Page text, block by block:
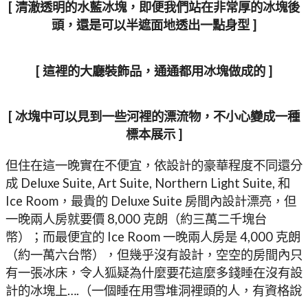
[ 清澈透明的水藍冰塊，即便我們站在非常厚的冰塊後
頭，還是可以半遮面地透出一點身型 ]
[ 這裡的大廳裝飾品，通通都用冰塊做成的 ]
[ 冰塊中可以見到一些河裡的漂流物，不小心變成一種
標本展示 ]
但住在這一晚實在不便宜，依設計的豪華程度不同還分
成 Deluxe Suite, Art Suite, Northern Light Suite, 和
Ice Room，最貴的 Deluxe Suite 房間內設計漂亮，但
一晚兩人房就要價 8,000 克朗（約三萬二千塊台
幣）；而最便宜的 Ice Room 一晚兩人房是 4,000 克朗
（約一萬六台幣），但幾乎沒有設計，空空的房間內只
有一張冰床，令人狐疑為什麼要花這麼多錢睡在沒有設
計的冰塊上….（一個睡在用雪堆洞裡頭的人，有資格說